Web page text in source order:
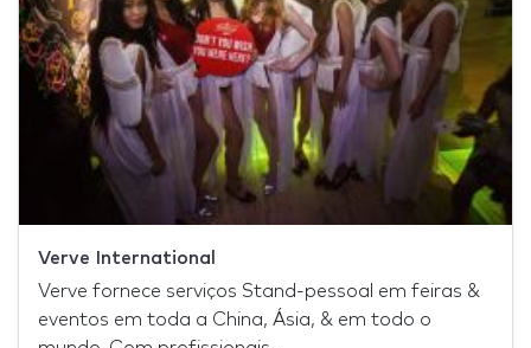
Verve International
Verve fornece serviços Stand-pessoal em feiras &
eventos em toda a China, Ásia, & em todo o